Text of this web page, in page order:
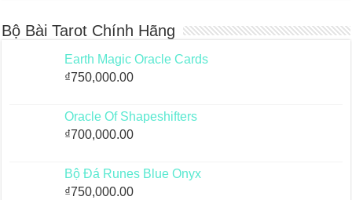
Bộ Bài Tarot Chính Hãng
Earth Magic Oracle Cards
₫750,000.00
Oracle Of Shapeshifters
₫700,000.00
Bộ Đá Runes Blue Onyx
₫750,000.00